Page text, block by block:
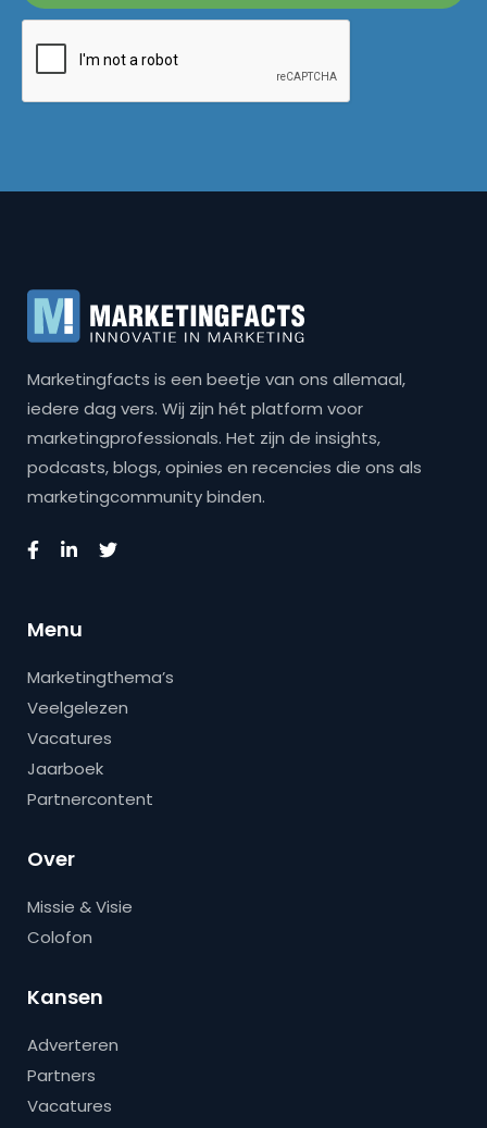
Marketingfacts is een beetje van ons allemaal,
iedere dag vers. Wij zijn hét platform voor
marketingprofessionals. Het zijn de insights,
podcasts, blogs, opinies en recencies die ons als
marketingcommunity binden.
Menu
Marketingthema’s
Veelgelezen
Vacatures
Jaarboek
Partnercontent
Over
Missie & Visie
Colofon
Kansen
Adverteren
Partners
Vacatures